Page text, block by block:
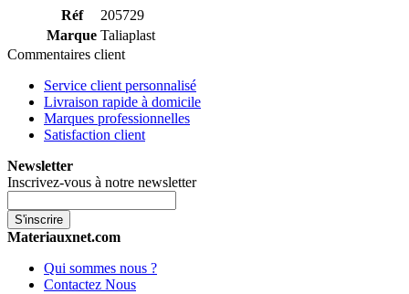
Réf
205729
Marque Taliaplast
Commentaires client
Service client personnalisé
Livraison rapide à domicile
Marques professionnelles
Satisfaction client
Newsletter
Inscrivez-vous à notre newsletter
S'inscrire
Materiauxnet.com
Qui sommes nous ?
Contactez Nous